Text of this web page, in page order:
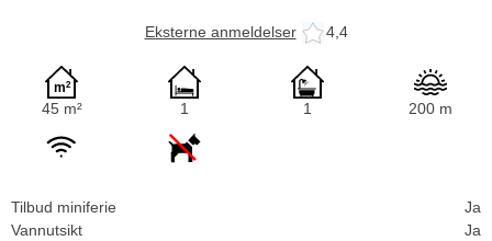
Eksterne anmeldelser 4,4
45 m² 1 1 200 m
Tilbud miniferie
Ja
Vannutsikt
Ja